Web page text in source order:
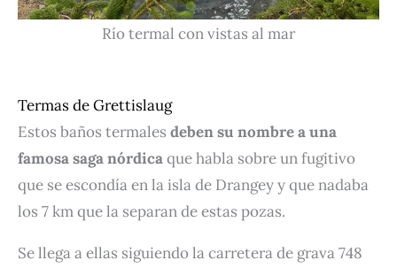
Río termal con vistas al mar
Termas de Grettislaug
Estos baños termales deben su nombre a una
famosa saga nórdicaque habla sobre un fugitivo
que se escondía en la isla de Drangey y que nadaba
los 7 km que la separan de estas pozas.
Se llega a ellas siguiendo la carretera de grava 748